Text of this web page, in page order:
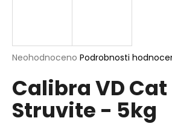
Průměrné
produktu
je
0,0
z
Neohodnoceno Podrobnosti
Calibra VD
Struvite - 5kg
í
t
?